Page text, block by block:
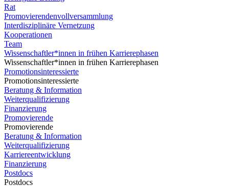
Rat
Promovierendenvollversammlung
Interdisziplinäre Vernetzung
Kooperationen
Team
Wissenschaftler*innen in frühen Karrierephasen
Wissenschaftler*innen in frühen Karrierephasen
Promotionsinteressierte
Promotionsinteressierte
Beratung & Information
Weiterqualifizierung
Finanzierung
Promovierende
Promovierende
Beratung & Information
Weiterqualifizierung
Karriereentwicklung
Finanzierung
Postdocs
Postdocs